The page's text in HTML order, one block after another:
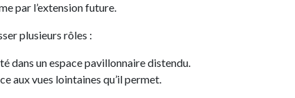
par l’extension future.
plusieurs rôles :
dans un espace pavillonnaire distendu.
aux vues lointaines qu’il permet.